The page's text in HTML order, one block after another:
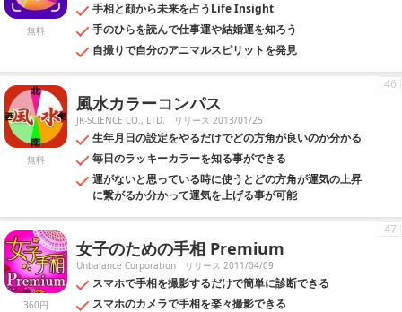
無料
手相と顔から未来を占うLife Insight
手のひらを読んで仕事運や結婚運を知ろう
自撮りで自分のアニマルスピリットを発見
無料
風水カラーコンパス
JK-SCIENCE CO., LTD. リリース 2013/01/25
生年月日の設定をやるだけでどの方角が良いのか分かる
毎日のラッキーカラーを知る事ができる
運がないと思っている時に使うとどの方角が運気の上昇
に繋がるか分かって運気を上げる事が可能
46
360円
女子のための手相 Premium
Unbalance Corporation リリース 2011/04/09
スマホで手相を撮影するだけで簡単に診断できる
スマホのカメラで手相を楽々撮影できる
47